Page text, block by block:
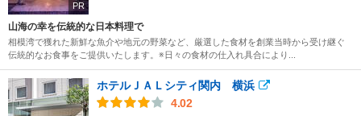
PR
山海の幸を伝統的な日本料理で
相模湾で獲れた新鮮な魚介や地元の野菜など、厳選した食材を創業当時から受け継ぐ
伝統的なお食事をご提供いたします。※日々の食材の仕入れ具合により...
ホテルＪＡＬシティ関内 横浜
4.02